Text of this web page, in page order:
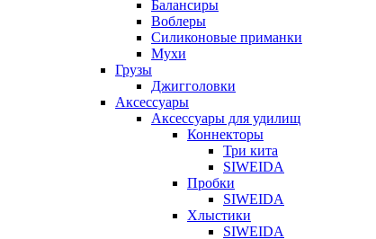
Балансиры
Воблеры
Силиконовые приманки
Мухи
Грузы
Джигголовки
Аксессуары
Аксессуары для удилищ
Коннекторы
Три кита
SIWEIDA
Пробки
SIWEIDA
Хлыстики
SIWEIDA